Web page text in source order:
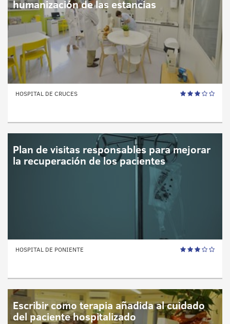
humanización de las estancias
HOSPITAL DE CRUCES
Plan de visitas responsables para mejorar
la recuperación de los pacientes
HOSPITAL DE PONIENTE
Escribir como terapia añadida al cuidado
del paciente hospitalizado